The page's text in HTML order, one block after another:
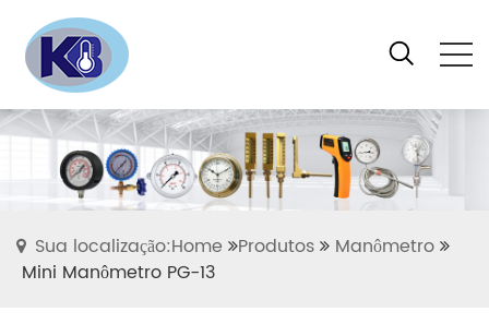
Sua localização:Home Produtos
Manômetro
Mini Manômetro PG-13